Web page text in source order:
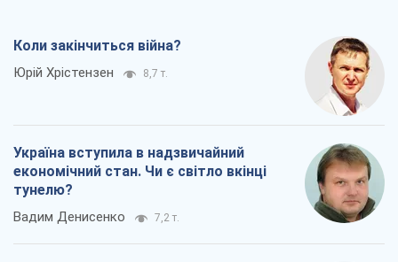
Коли закінчиться війна?
Юрій Хрістензен 8,7 т.
Україна вступила в надзвичайний
економічний стан. Чи є світло вкінці
тунелю?
Вадим Денисенко 7,2 т.